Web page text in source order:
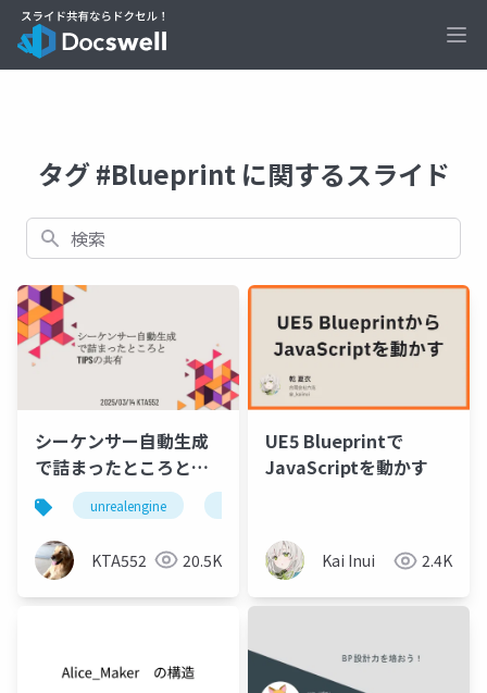
タグ #Blueprint に関するスライド
検索
シーケンサー自動生成
で詰まったところと
TIPSの共有unrealengine
KTA552 20.5K
UE5 Blueprintで
JavaScriptを動かす
Kai Inui 2.4K